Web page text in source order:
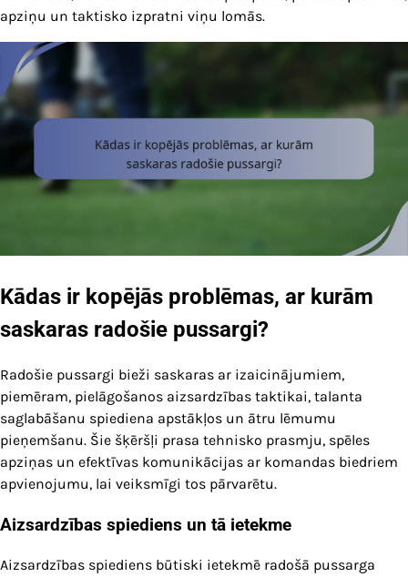
apziņu un taktisko izpratni viņu lomās.
Kādas ir kopējās problēmas, ar kurām
saskaras radošie pussargi?
Radošie pussargi bieži saskaras ar izaicinājumiem,
piemēram, pielāgošanos aizsardzības taktikai, talanta
saglabāšanu spiediena apstākļos un ātru lēmumu
pieņemšanu. Šie šķēršļi prasa tehnisko prasmju, spēles
apziņas un efektīvas komunikācijas ar komandas biedriem
apvienojumu, lai veiksmīgi tos pārvarētu.
Aizsardzības spiediens un tā ietekme
Aizsardzības spiediens būtiski ietekmē radošā pussarga